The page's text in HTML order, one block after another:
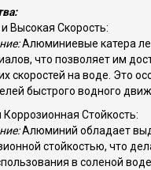
Высокая Скорость:
Алюминиевые катера
что позволяет им
скоростей на воде. Это
быстрого водного
Коррозионная Стойкость:
Алюминий обладает
стойкостью, что
в соленой